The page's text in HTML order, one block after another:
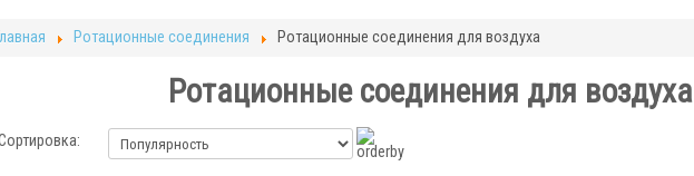
Ротационные соединения Ротационные соединения для воздуха
Ротационные соединения для воздуха